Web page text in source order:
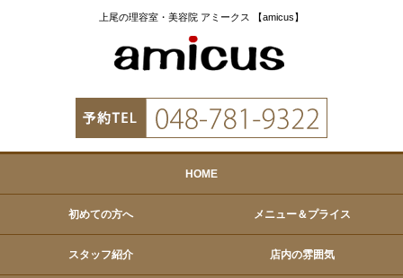
上尾の理容室・美容院 アミークス 【amicus】
HOME
初めての方へ メニュー＆プライス
スタッフ紹介 店内の雰囲気